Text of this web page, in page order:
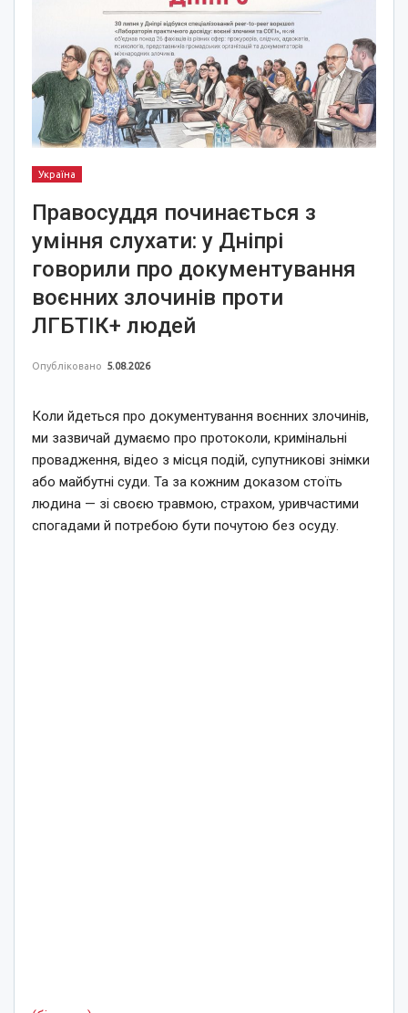
Україна
Правосуддя починається з
уміння слухати: у Дніпрі
говорили про документування
воєнних злочинів проти
ЛГБТІК+ людей
Опубліковано 5.08.2026
Коли йдеться про документування воєнних злочинів,
ми зазвичай думаємо про протоколи, кримінальні
провадження, відео з місця подій, супутникові знімки
або майбутні суди. Та за кожним доказом стоїть
людина — зі своєю травмою, страхом, уривчастими
спогадами й потребою бути почутою без осуду.